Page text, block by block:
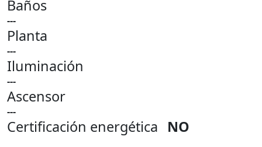
Baños
---
Planta
---
Iluminación
---
Ascensor
---
Certificación energética NO